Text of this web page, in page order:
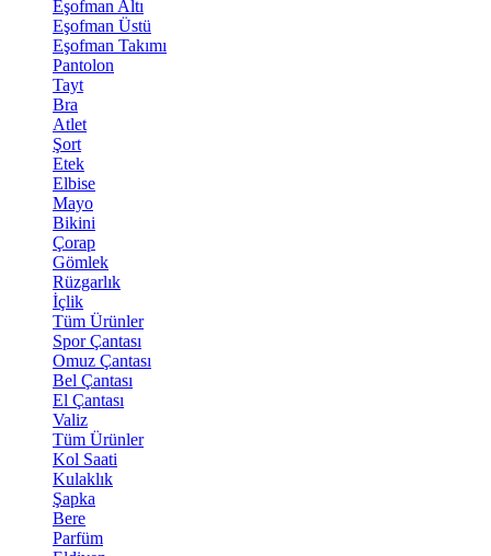
Eşofman Altı
Eşofman Üstü
Eşofman Takımı
Pantolon
Tayt
Bra
Atlet
Şort
Etek
Elbise
Mayo
Bikini
Çorap
Gömlek
Rüzgarlık
İçlik
Tüm Ürünler
Spor Çantası
Omuz Çantası
Bel Çantası
El Çantası
Valiz
Tüm Ürünler
Kol Saati
Kulaklık
Şapka
Bere
Parfüm